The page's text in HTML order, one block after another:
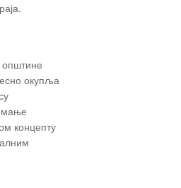
општине
окупља
концепту